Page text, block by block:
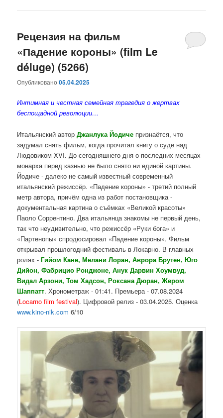
Рецензия на фильм
«Падение короны» (film Le
déluge) (5266)
Опубликовано05.04.2025
Интимная и честная семейная трагедия о жертвах
беспощадной революции…
Итальянский авторДжанлука Йодиче признаётся, что
задумал снять фильм, когда прочитал книгу о суде над
Людовиком XVI. До сегодняшнего дня о последних месяцах
монарха перед казнью не было снято ни единой картины.
Йодиче - далеко не самый известный современный
итальянский режиссёр. «Падение короны» - третий полный
метр автора, причём одна из работ постановщика -
документальная картина о съёмках «Великой красоты»
Паоло Соррентино. Два итальянца знакомы не первый день,
так что неудивительно, что режиссёр «Руки бога» и
«Партенопы» спродюсировал «Падение короны». Фильм
открывал прошлогодний фестиваль в Локарно. В главных
ролях -Гийом Кане, Мелани Лоран, Аврора Брутен, Юго
Дийон, Фабрицио Ронджоне, Анук Дарвин Хоумвуд,
Видал Арзони, Том Хадсон, Роксана Дюран, Жером
Шаппатт. Хронометраж - 01:41. Премьера - 07.08.2024
(Locarno film festival). Цифровой релиз - 03.04.2025. Оценка
www.kino-nik.com 6/10